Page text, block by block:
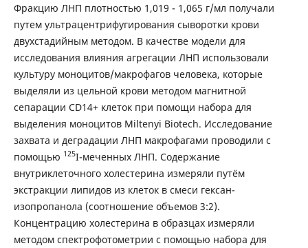
Фракцию ЛНП плотностью 1,019 - 1,065 г/мл получали
путем ультрацентрифугирования сыворотки крови
двухстадийным методом. В качестве модели для
исследования влияния агрегации ЛНП использовали
культуру моноцитов/макрофагов человека, которые
выделяли из цельной крови методом магнитной
сепарации CD14+ клеток при помощи набора для
выделения моноцитов Miltenyi Biotech. Исследование
захвата и деградации ЛНП макрофагами проводили с
помощью 125I-меченных ЛНП. Содержание
внутриклеточного холестерина измеряли путём
экстракции липидов из клеток в смеси гексан-
изопропанола (соотношение объемов 3:2).
Концентрацию холестерина в образцах измеряли
методом спектрофотометрии с помощью набора для